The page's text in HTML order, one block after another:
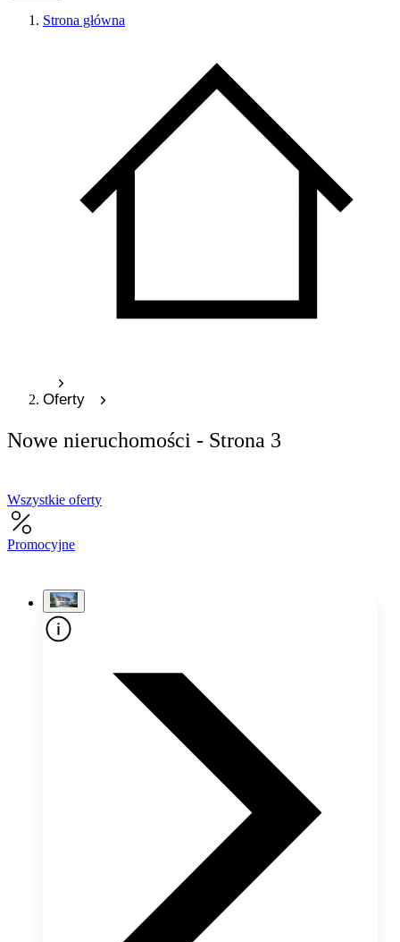
Strona główna
Oferty
Nowe nieruchomości - Strona 3
Wszystkie oferty
Promocyjne